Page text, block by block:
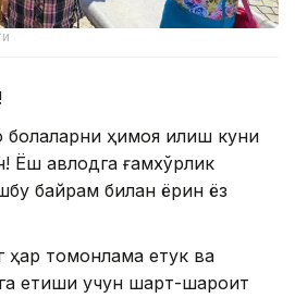
болаларни ҳимоя қилиш куни
Ёш авлодга ғамхўрлик
байрам билан ёрқин ёз
ҳар томонлама етук ва
етиши учун шарт-шароит